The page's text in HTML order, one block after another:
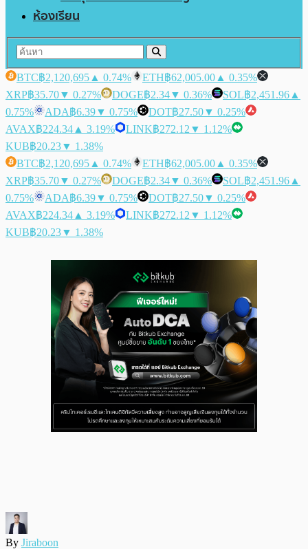
ห้องเรียน
BTC฿2,120,695 ▲ 0.74% ETH฿62,005.00 ▲ 0.35%
XRP฿35.70▼ 0.27% DOGE฿2.34▼ 0.36% SOL฿2,451.96 ▲
0.75%
ADA฿6.39▼ 0.75% DOT฿27.50▼ 0.25%
AVAX฿224.34 ▲ 3.19% LINK฿272.12 ▼ 1.12%
KUB฿20.23▼ 1.38%
BTC฿2,120,695 ▲ 0.74% ETH฿62,005.00 ▲ 0.35%
XRP฿35.70▼ 0.27% DOGE฿2.34▼ 0.36% SOL฿2,451.96 ▲
0.75%
ADA฿6.39▼ 0.75% DOT฿27.50▼ 0.25%
AVAX฿224.34 ▲ 3.19% LINK฿272.12 ▼ 1.12%
KUB฿20.23▼ 1.38%
By Jiraboon